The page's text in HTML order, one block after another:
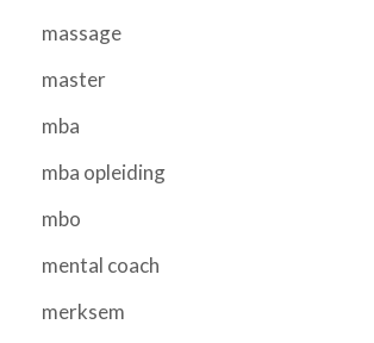
massage
master
mba
mba opleiding
mbo
mental coach
merksem